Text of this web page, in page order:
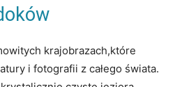
krajobrazach,które
i fotografii z całego świata.